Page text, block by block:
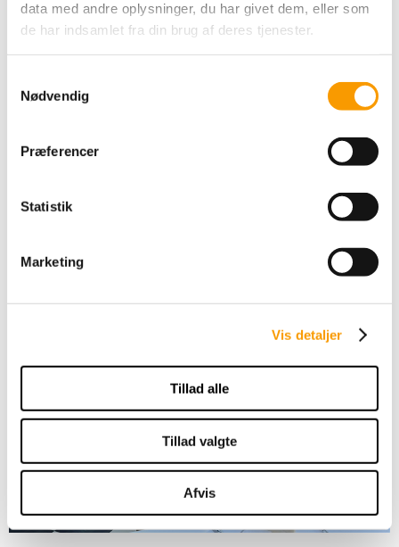
data med andre oplysninger, du har givet dem, eller som
de har indsamlet fra din brug af deres tjenester.
Nødvendig
Præferencer
Statistik
Marketing
Vis detaljer
Tillad alle
Tillad valgte
Afvis